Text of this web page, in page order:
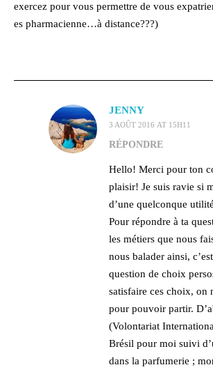
exercez pour vous permettre de vous
es pharmacienne…à distance???)
JENNY
3 AOÛT 2016 AT 15H11
RÉPONDRE
Hello! Merci pour ton
plaisir! Je suis ravie si
d’une quelconque utilité
Pour répondre à ta
les métiers que nous
nous balader ainsi,
question de choix
satisfaire ces choix, on
pour pouvoir partir.
(Volontariat
Brésil pour moi suivi
dans la parfumerie ;